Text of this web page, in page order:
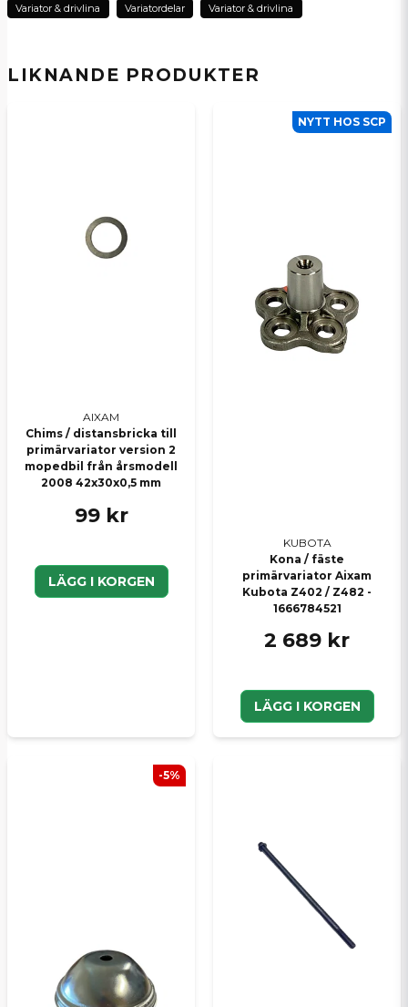
LIKNANDE PRODUKTER
AIXAM
Chims / distansbricka till
primärvariator version 2
mopedbil från årsmodell
2008 42x30x0,5 mm
99 kr
LÄGG I KORGEN
KUBOTA
Kona / fäste
primärvariator Aixam
Kubota Z402 / Z482 -
1666784521
2 689 kr
LÄGG I KORGEN
NYTT HOS SCP
-5%
Variator & drivlina Variatordelar Variator & drivlina